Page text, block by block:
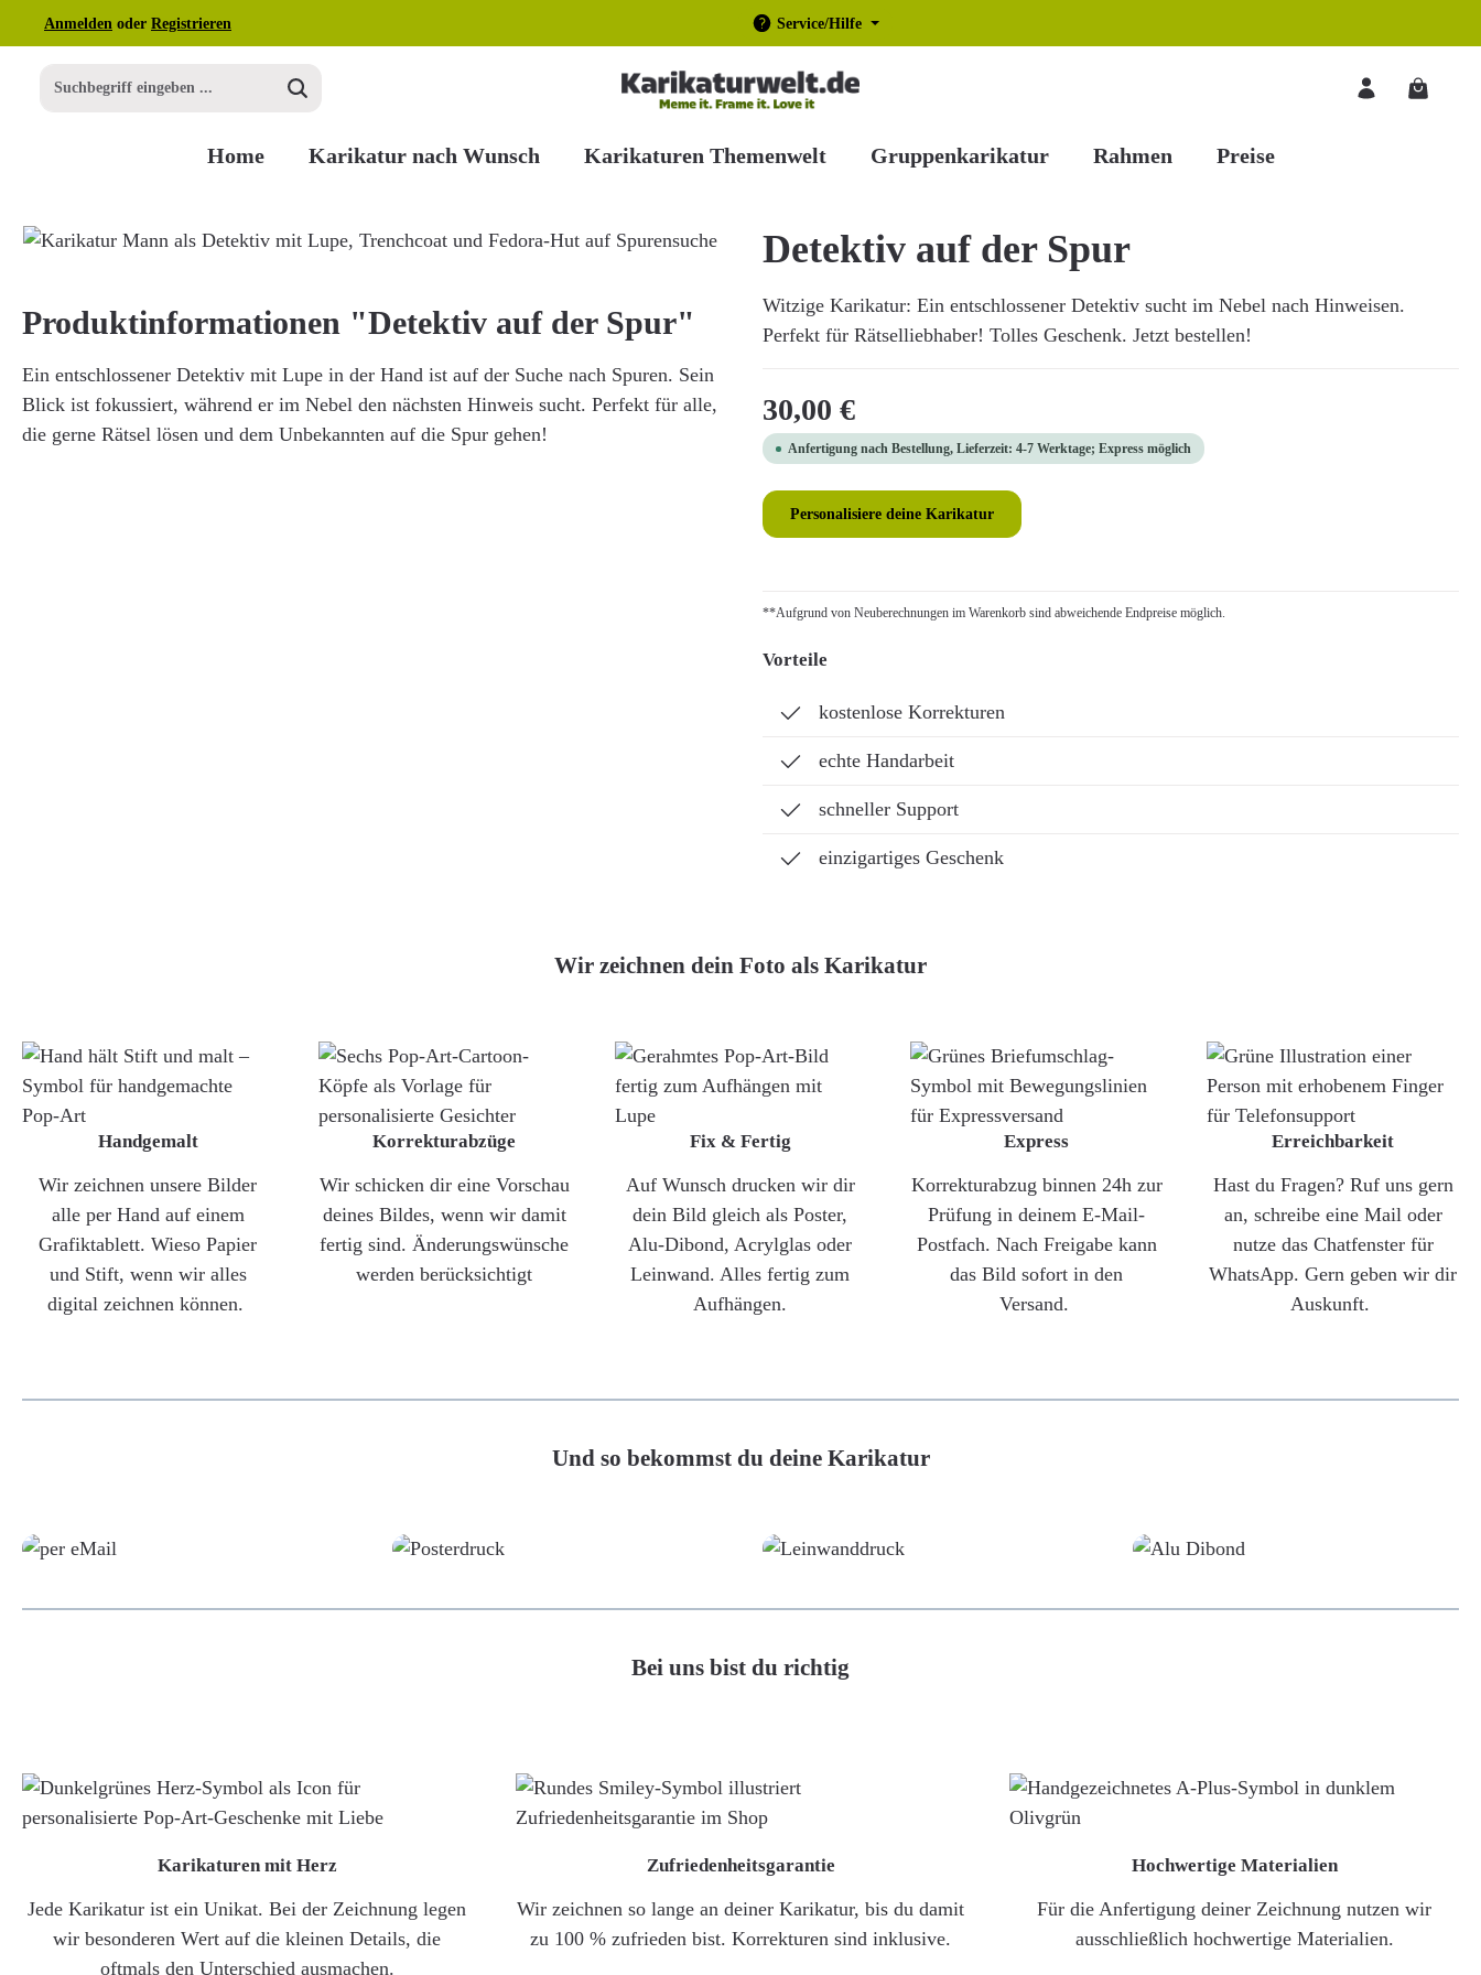
Hauptinhalt springen
Zur Suche springen
Zur Hauptnavigation springen
Anmelden oder Registrieren Service/Hilfe
Home Karikatur nach Wunsch Karikaturen Themenwelt Gruppenkarikatur Rahmen Preise
Bildergalerie überspringen Detektiv auf der Spur
Witzige Karikatur: Ein entschlossener Detektiv sucht im Nebel nach Hinweisen.
Perfekt für Rätselliebhaber! Tolles Geschenk. Jetzt bestellen!
Regulärer Preis:
30,00 €
Anfertigung nach Bestellung, Lieferzeit: 4-7 Werktage; Express möglich
Personalisiere deine Karikatur
**Aufgrund von Neuberechnungen im Warenkorb sind abweichende Endpreise möglich.
Vorteile
kostenlose Korrekturen
echte Handarbeit
schneller Support
einzigartiges Geschenk
Produktinformationen "Detektiv auf der Spur"
Ein entschlossener Detektiv mit Lupe in der Hand ist auf der Suche nach Spuren. Sein
Blick ist fokussiert, während er im Nebel den nächsten Hinweis sucht. Perfekt für alle,
die gerne Rätsel lösen und dem Unbekannten auf die Spur gehen!
Wir zeichnen dein Foto als Karikatur
Handgemalt
Wir zeichnen unsere Bilder
alle per Hand auf einem
Grafiktablett. Wieso Papier
und Stift, wenn wir alles
digital zeichnen können.
Korrekturabzüge
Wir schicken dir eine Vorschau
deines Bildes, wenn wir damit
fertig sind. Änderungswünsche
werden berücksichtigt
Fix & Fertig
Auf Wunsch drucken wir dir
dein Bild gleich als Poster,
Alu-Dibond, Acrylglas oder
Leinwand. Alles fertig zum
Aufhängen.
Express
Korrekturabzug binnen 24h zur
Prüfung in deinem E-Mail-
Postfach. Nach Freigabe kann
das Bild sofort in den
Versand.
Erreichbarkeit
Hast du Fragen? Ruf uns gern
an, schreibe eine Mail oder
nutze das Chatfenster für
WhatsApp. Gern geben wir dir
Auskunft.
Und so bekommst du deine Karikatur
Bei uns bist du richtig
Karikaturen mit Herz
Jede Karikatur ist ein Unikat. Bei der Zeichnung legen
wir besonderen Wert auf die kleinen Details, die
oftmals den Unterschied ausmachen.
Zufriedenheitsgarantie
Wir zeichnen so lange an deiner Karikatur, bis du damit
zu 100 % zufrieden bist. Korrekturen sind inklusive.
Hochwertige Materialien
Für die Anfertigung deiner Zeichnung nutzen wir
ausschließlich hochwertige Materialien.